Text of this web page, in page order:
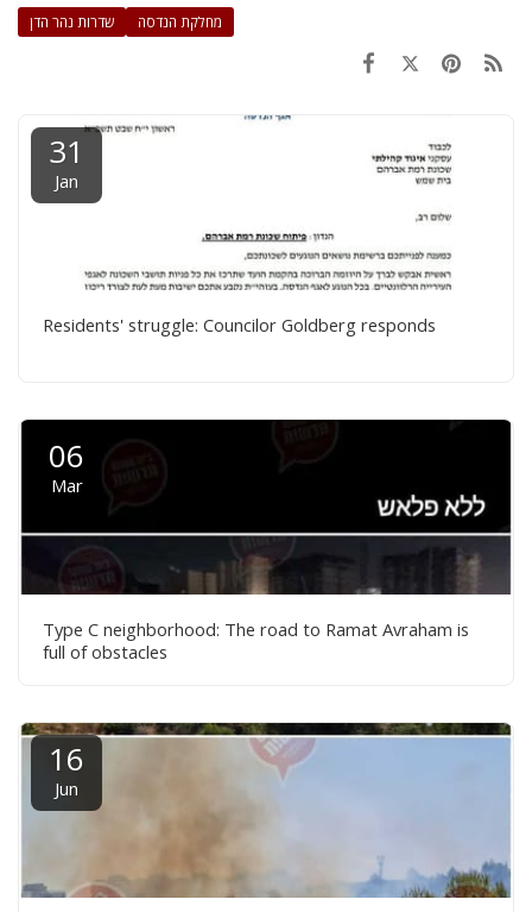
שדרות נהר הדן מחלקת הנדסה
31
Jan
Residents' struggle: Councilor Goldberg responds
06
Mar
Type C neighborhood: The road to Ramat Avraham is
full of obstacles
16
Jun